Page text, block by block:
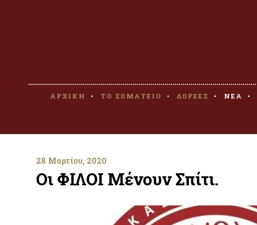
ΑΡΧΙΚΗ ΤΟ ΣΩΜΑΤΕΙΟ ΔΩΡΕΕΣ ΝΕΑ
28 Μαρτίου, 2020
Οι ΦΙΛΟΙ Μένουν Σπίτι.